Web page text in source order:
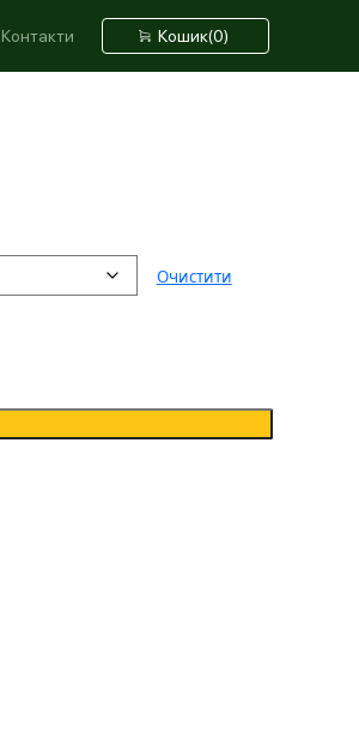
Кошик(0)
Контакти
Очистити